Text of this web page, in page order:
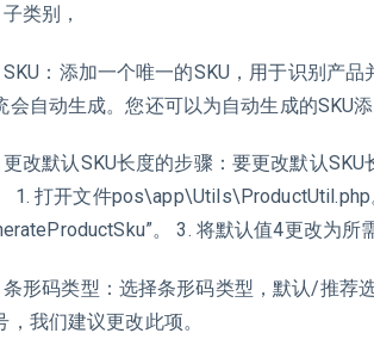
类别，
：添加一个唯一的SKU，用于识别产品
会自动生成。您还可以为自动生成的SKU添
改默认SKU长度的步骤：要更改默认SKU
1. 打开文件pos\app\Utils\ProductUtil.php
。 3. 将默认值4更改为所
形码类型：选择条形码类型，默认/推荐
，我们建议更改此项。